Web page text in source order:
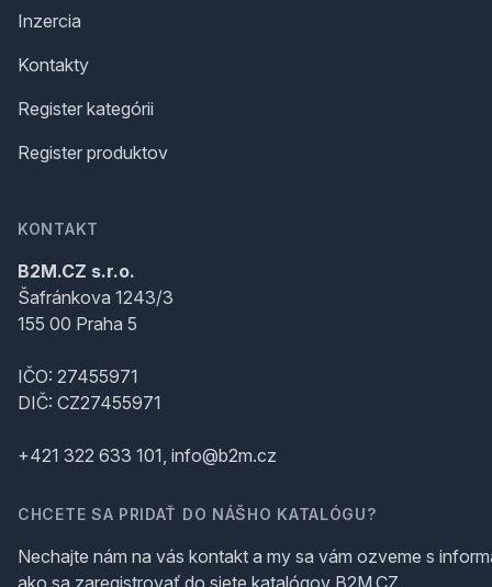
Inzercia
Kontakty
Register kategórii
Register produktov
KONTAKT
B2M.CZ s.r.o.
Šafránkova 1243/3
155 00 Praha 5
IČO: 27455971
DIČ: CZ27455971
+421 322 633 101, info@b2m.cz
CHCETE SA PRIDAŤ DO NÁŠHO KATALÓGU?
Nechajte nám na vás kontakt a my sa vám ozveme s
ako sa zaregistrovať do siete katalógov B2M.CZ.